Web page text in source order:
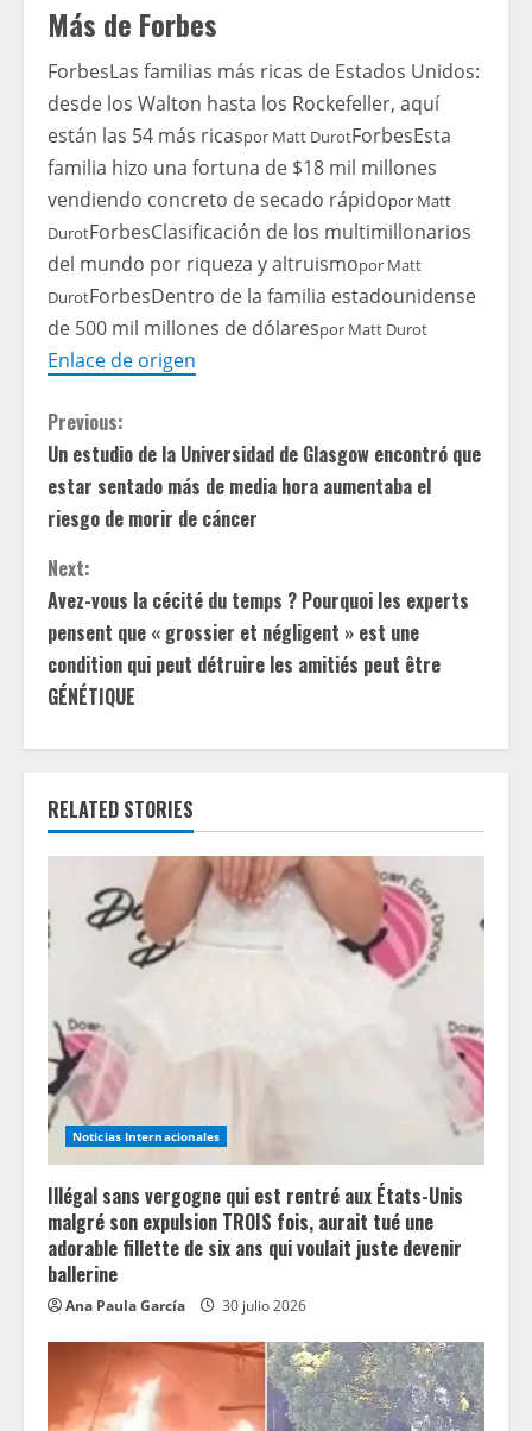
Más de Forbes
ForbesLas familias más ricas de Estados Unidos:
desde los Walton hasta los Rockefeller, aquí
están las 54 más ricaspor Matt DurotForbesEsta
familia hizo una fortuna de $18 mil millones
vendiendo concreto de secado rápidopor Matt
DurotForbesClasificación de los multimillonarios
del mundo por riqueza y altruismopor Matt
DurotForbesDentro de la familia estadounidense
de 500 mil millones de dólarespor Matt Durot
Enlace de origen
C
o
n
t
i
n
R
a
i
n
g
Previous:
Un estudio de la Universidad de Glasgow encontró que
estar sentado más de media hora aumentaba el
riesgo de morir de cáncer
Next:
Avez-vous la cécité du temps ? Pourquoi les experts
pensent que « grossier et négligent » est une
condition qui peut détruire les amitiés peut être
GÉNÉTIQUE
RELATED STORIES
Noticias Internacionales
Illégal sans vergogne qui est rentré aux États-Unis
malgré son expulsion TROIS fois, aurait tué une
adorable fillette de six ans qui voulait juste devenir
ballerine
Ana Paula García 30 julio 2026